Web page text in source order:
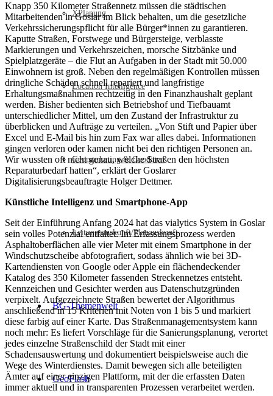
XPlanung
Location Intelligence
Geomarketing & Geodaten
Leitungsauskunft/Planauskunft
BG-Themenwelt
GeoFlash
Knapp 350 Kilometer Straßennetz müssen die städtischen
Mitarbeitenden in Goslar im Blick behalten, um die gesetzliche
Verkehrssicherungspflicht für alle Bürger*innen zu garantieren.
Kaputte Straßen, Forstwege und Bürgersteige, verblasste
Markierungen und Verkehrszeichen, morsche Sitzbänke und
Spielplatzgeräte – die Flut an Aufgaben in der Stadt mit 50.000
Einwohnern ist groß. Neben den regelmäßigen Kontrollen müssen
dringliche Schäden schnell repariert und langfristige
Erhaltungsmaßnahmen rechtzeitig in den Finanzhaushalt geplant
werden. Bisher bedienten sich Betriebshof und Tiefbauamt
unterschiedlicher Mittel, um den Zustand der Infrastruktur zu
überblicken und Aufträge zu verteilen. „Von Stift und Papier über
Excel und E-Mail bis hin zum Fax war alles dabei. Informationen
gingen verloren oder kamen nicht bei den richtigen Personen an.
Wir wussten oft nicht genau, welche Straßen den höchsten
Reparaturbedarf hatten“, erklärt der Goslarer
Digitalisierungsbeauftragte Holger Dettmer.
Künstliche Intelligenz und Smartphone-App
Seit der Einführung Anfang 2024 hat das vialytics System in Goslar
sein volles Potenzial entfaltet: Im Erfassungsprozess werden
Asphaltoberflächen alle vier Meter mit einem Smartphone in der
Windschutzscheibe abfotografiert, sodass ähnlich wie bei 3D-
Kartendiensten von Google oder Apple ein flächendeckender
Katalog des 350 Kilometer fassenden Streckennetzes entsteht.
Kennzeichen und Gesichter werden aus Datenschutzgründen
verpixelt. Aufgezeichnete Straßen bewertet der Algorithmus
anschließend in 15 Kriterien mit Noten von 1 bis 5 und markiert
diese farbig auf einer Karte. Das Straßenmanagementsystem kann
noch mehr: Es liefert Vorschläge für die Sanierungsplanung, verortet
jedes einzelne Straßenschild der Stadt mit einer
Schadensauswertung und dokumentiert beispielsweise auch die
Wege des Winterdienstes. Damit bewegen sich alle beteiligten
Ämter auf einer einzigen Plattform, mit der die erfassten Daten
immer aktuell und in transparenten Prozessen verarbeitet werden.